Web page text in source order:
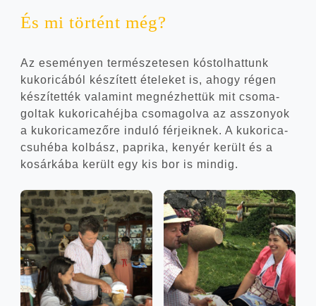
És mi tör­tént még?
Az ese­mé­nyen ter­mé­sze­te­sen kós­tol­hat­tunk
kuko­ri­cá­ból készí­tett éte­le­ket is, ahogy régen
készí­tet­ték vala­mint meg­néz­het­tük mit cso­ma­
gol­tak kuko­ri­ca­héj­ba cso­ma­gol­va az asszo­nyok
a kuko­ri­ca­me­ző­re indu­ló fér­je­ik­nek. A kuko­ri­ca­
csu­hé­ba kol­bász, pap­ri­ka, kenyér került és a
kosár­ká­ba került egy kis bor is mindig.